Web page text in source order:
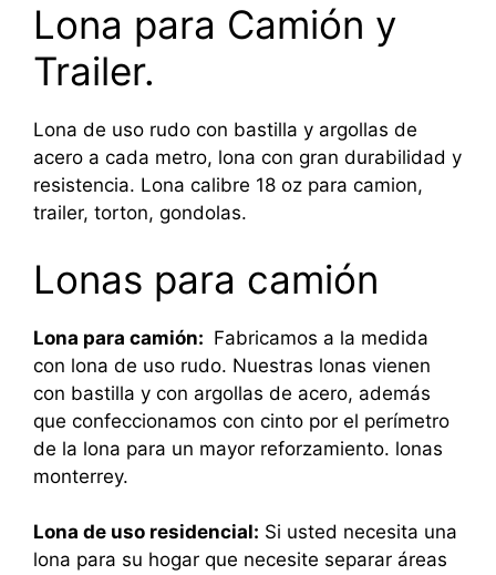
Lona para Camión y
Trailer.
Lona de uso rudo con bastilla y argollas de
acero a cada metro, lona con gran durabilidad y
resistencia. Lona calibre 18 oz para camion,
trailer, torton, gondolas.
Lonas para camión
Lona para camión: Fabricamos a la medida
con lona de uso rudo. Nuestras lonas vienen
con bastilla y con argollas de acero, además
que confeccionamos con cinto por el perímetro
de la lona para un mayor reforzamiento. lonas
monterrey.
Lona de uso residencial: Si usted necesita una
lona para su hogar que necesite separar áreas